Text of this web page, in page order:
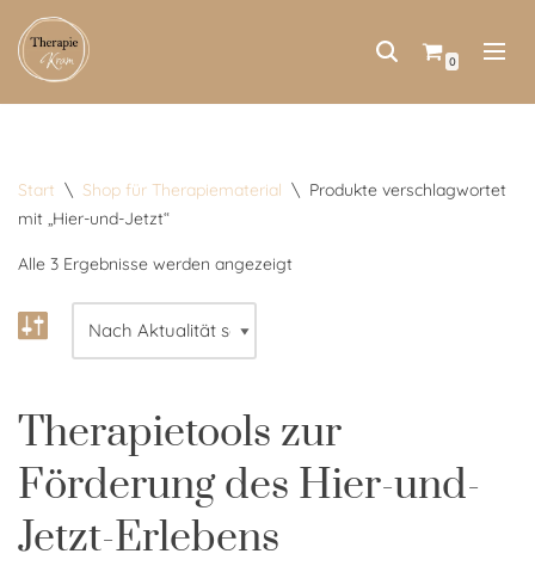
Zum
0
Start \ Shop für Therapiematerial \ Produkte verschlagwortet
mit „Hier-und-Jetzt“
Alle 3 Ergebnisse werden angezeigt
Therapietools zur
Förderung des Hier-und-
Jetzt-Erlebens